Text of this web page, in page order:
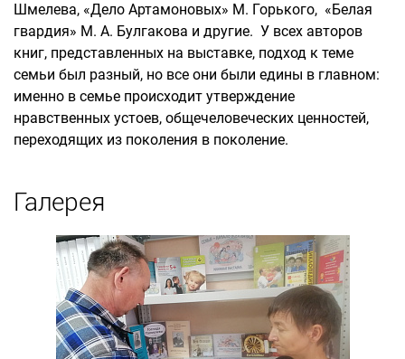
Шмелева, «Дело Артамоновых» М. Горького, «Белая
гвардия» М. А. Булгакова и другие. У всех авторов
книг, представленных на выставке, подход к теме
семьи был разный, но все они были едины в главном:
именно в семье происходит утверждение
нравственных устоев, общечеловеческих ценностей,
переходящих из поколения в поколение.
Галерея